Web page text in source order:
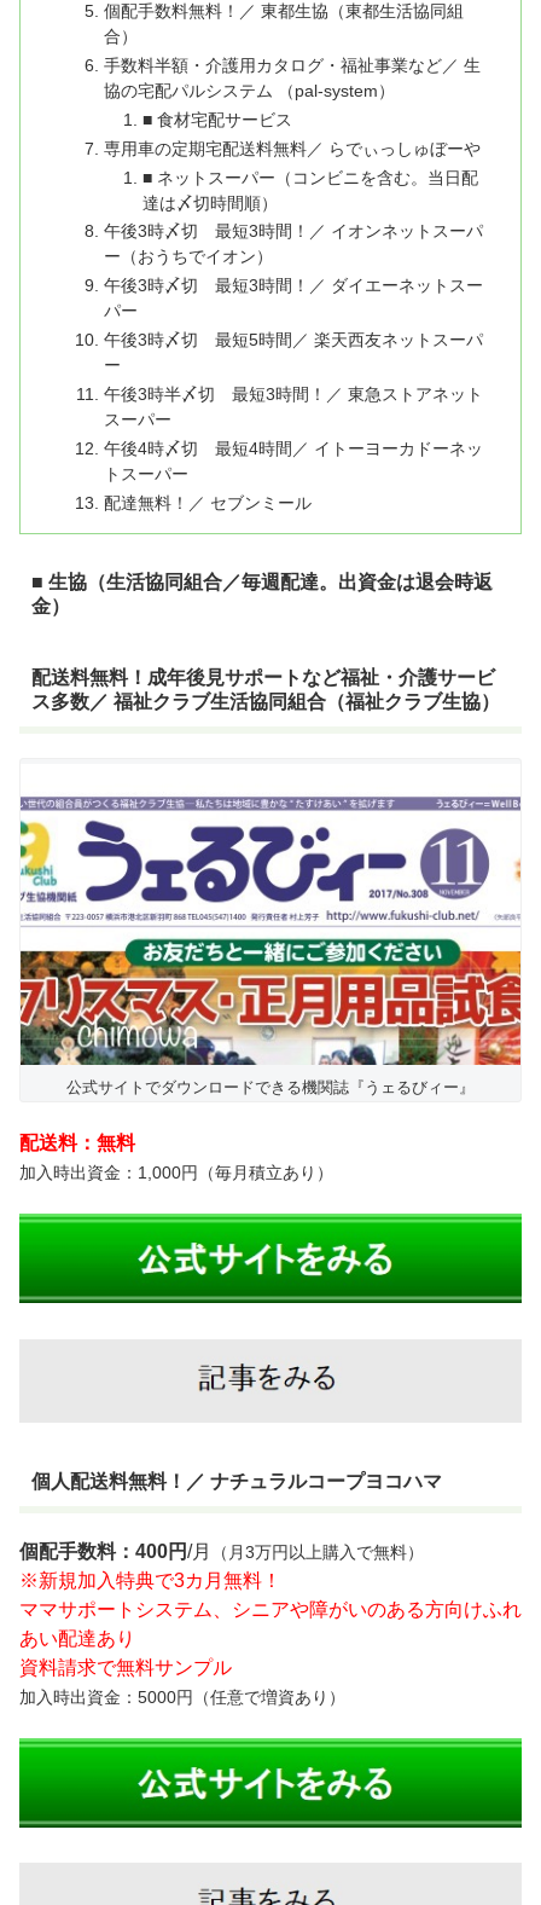
個配手数料無料！／ 東都生協（東都生活協同組
合）
手数料半額・介護用カタログ・福祉事業など／ 生
協の宅配パルシステム （pal-system）
■ 食材宅配サービス
専用車の定期宅配送料無料／ らでぃっしゅぼーや
■ ネットスーパー（コンビニを含む。当日配
達は〆切時間順）
午後3時〆切 最短3時間！／ イオンネットスーパ
ー（おうちでイオン）
午後3時〆切 最短3時間！／ ダイエーネットスー
パー
午後3時〆切 最短5時間／ 楽天西友ネットスーパ
ー
午後3時半〆切 最短3時間！／ 東急ストアネット
スーパー
午後4時〆切 最短4時間／ イトーヨーカドーネッ
トスーパー
配達無料！／ セブンミール
■ 生協（生活協同組合／毎週配達。出資金は退会時返
金）
配送料無料！成年後見サポートなど福祉・介護サービ
ス多数／ 福祉クラブ生活協同組合（福祉クラブ生協）
公式サイトでダウンロードできる機関誌『うェるびィー』
配送料：無料
加入時出資金：1,000円（毎月積立あり）
個人配送料無料！／ ナチュラルコープヨコハマ
個配手数料：400円/月 （月3万円以上購入で無料）
※新規加入特典で3カ月無料！
ママサポートシステム、シニアや障がいのある方向けふれ
あい配達あり
資料請求で無料サンプル
加入時出資金：5000円（任意で増資あり）